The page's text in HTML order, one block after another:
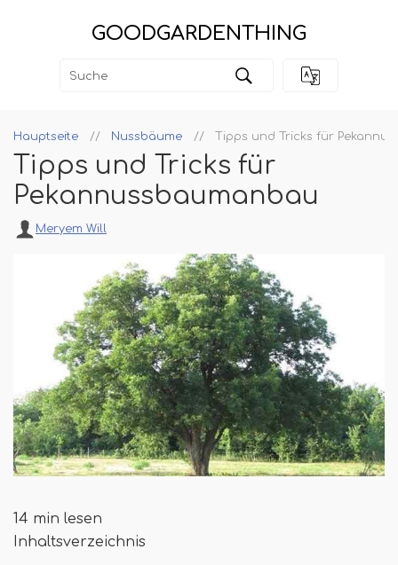
GOODGARDENTHING
Hauptseite Nussbäume Tipps und Tricks für
Tipps und Tricks für
Pekannussbaumanbau
Meryem Will
14 min lesen
Inhaltsverzeichnis